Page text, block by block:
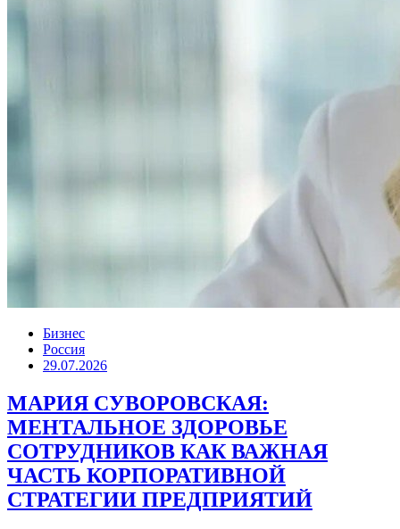
Бизнес
Россия
29.07.2026
МАРИЯ СУВОРОВСКАЯ:
МЕНТАЛЬНОЕ ЗДОРОВЬЕ
СОТРУДНИКОВ КАК ВАЖНАЯ
ЧАСТЬ КОРПОРАТИВНОЙ
СТРАТЕГИИ ПРЕДПРИЯТИЙ